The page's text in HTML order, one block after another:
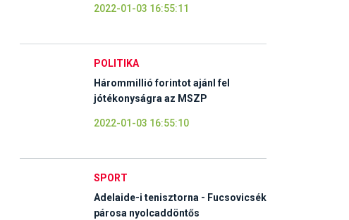
2022-01-03 16:55:11
POLITIKA
Hárommillió forintot ajánl fel
jótékonyságra az MSZP
2022-01-03 16:55:10
SPORT
Adelaide-i tenisztorna - Fucsovicsék
párosa nyolcaddöntős